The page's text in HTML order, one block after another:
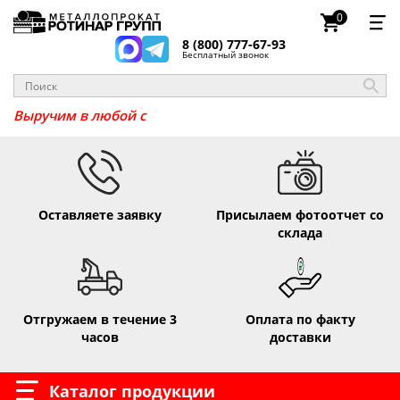
8 (800) 777-67-93
Бесплатный звонок
0
Выручим в любо _
Оставляете заявку
Присылаем фотоотчет со
склада
Отгружаем в течение 3
часов
Оплата по факту
доставки
Каталог продукции